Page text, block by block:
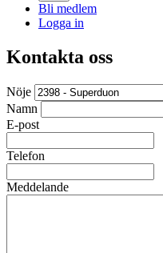
Bli medlem
Logga in
Kontakta oss
Nöje
Namn
E-post
Telefon
Meddelande